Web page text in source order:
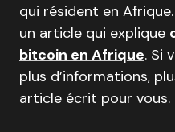
qui résident en
un article qui explique
bitcoin en Afrique. Si
plus d’informations,
article écrit pour vous.